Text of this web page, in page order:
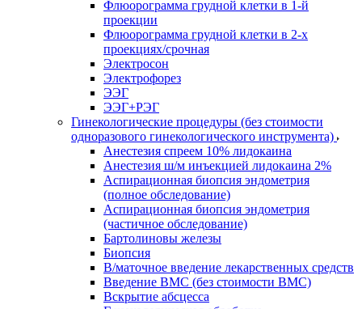
Флюорограмма грудной клетки в 1-й
проекции
Флюорограмма грудной клетки в 2-х
проекциях/срочная
Электросон
Электрофорез
ЭЭГ
ЭЭГ+РЭГ
Гинекологические процедуры (без стоимости
одноразового гинекологического инструмента)
Анестезия спреем 10% лидокаина
Анестезия ш/м инъекцией лидокаина 2%
Аспирационная биопсия эндометрия
(полное обследование)
Аспирационная биопсия эндометрия
(частичное обследование)
Бартолиновы железы
Биопсия
В/маточное введение лекарственных средств
Введение ВМС (без стоимости ВМС)
Вскрытие абсцесса